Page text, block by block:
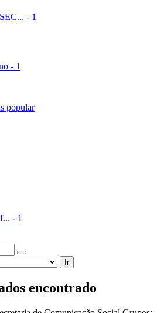
- 1
- 1
popular
- 1
Ir
encontrado